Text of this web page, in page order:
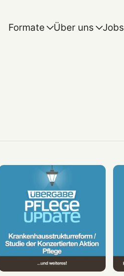
Formate Über uns Jobs